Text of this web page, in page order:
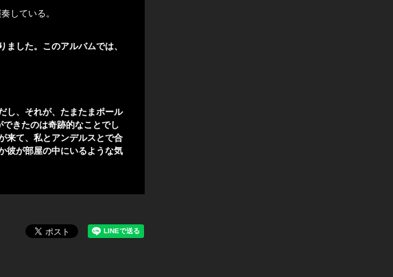
している。
した。このアルバムでは、
し、それが、たまたまポール
きたのは奇跡的なことでし
来て、私とアンデルスとで合
彼が部屋の中にいるような気